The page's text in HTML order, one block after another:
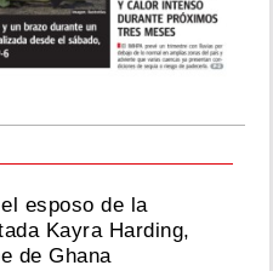
esposo de la
Kayra Harding,
de Ghana